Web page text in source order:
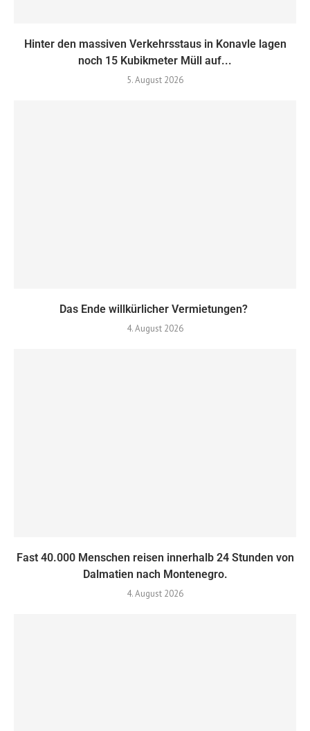
Hinter den massiven Verkehrsstaus in Konavle lagen
noch 15 Kubikmeter Müll auf...
5. August 2026
Das Ende willkürlicher Vermietungen?
4. August 2026
Fast 40.000 Menschen reisen innerhalb 24 Stunden von
Dalmatien nach Montenegro.
4. August 2026